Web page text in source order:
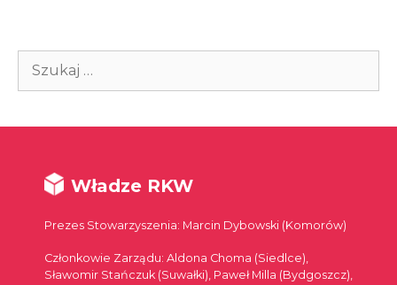
Szukaj:
Władze RKW
Prezes Stowarzyszenia: Marcin Dybowski (Komorów)
Członkowie Zarządu: Aldona Choma (Siedlce),
Sławomir Stańczuk (Suwałki), Paweł Milla (Bydgoszcz),